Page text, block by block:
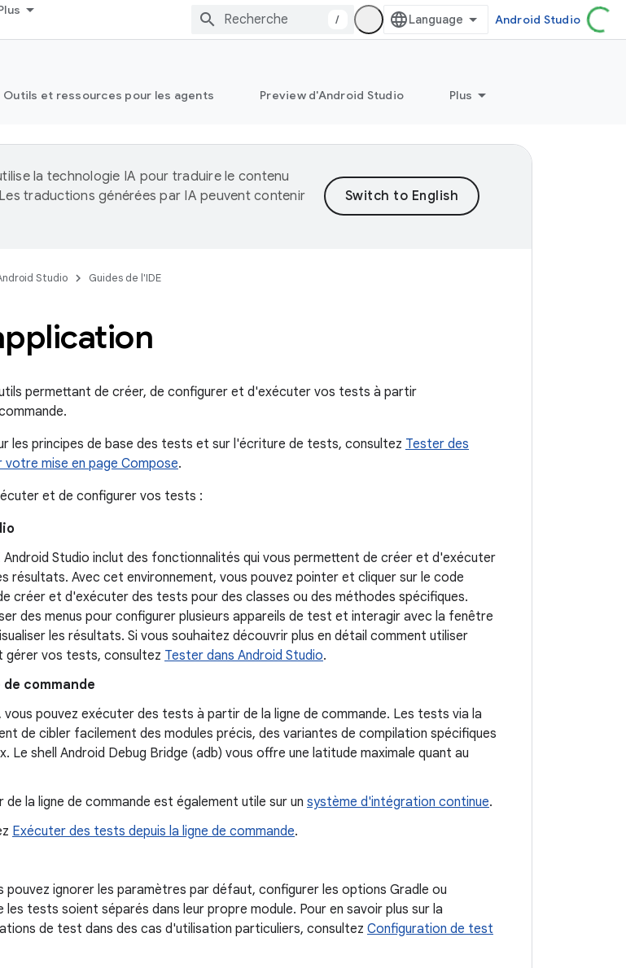
/ Android Studio
Outils et ressources pour les agents Preview d'Android Studio Plus
la technologie IA pour traduire le contenu
traductions générées par IA peuvent contenir
Studio Guides de l'IDE
permettant de créer, de configurer et d'exécuter vos tests à partir
les principes de base des tests et sur l'écriture de tests, consultez Tester des
votre mise en page Compose.
et de configurer vos tests :
Android Studio inclut des fonctionnalités qui vous permettent de créer et d'exécuter
résultats. Avec cet environnement, vous pouvez pointer et cliquer sur le code
créer et d'exécuter des tests pour des classes ou des méthodes spécifiques.
des menus pour configurer plusieurs appareils de test et interagir avec la fenêtre
les résultats. Si vous souhaitez découvrir plus en détail comment utiliser
gérer vos tests, consultez Tester dans Android Studio.
commande
vous pouvez exécuter des tests à partir de la ligne de commande. Les tests via la
de cibler facilement des modules précis, des variantes de compilation spécifiques
Le shell Android Debug Bridge (adb) vous offre une latitude maximale quant au
la ligne de commande est également utile sur un système d'intégration continue.
Exécuter des tests depuis la ligne de commande.
pouvez ignorer les paramètres par défaut, configurer les options Gradle ou
tests soient séparés dans leur propre module. Pour en savoir plus sur la
de test dans des cas d'utilisation particuliers, consultez Configuration de test